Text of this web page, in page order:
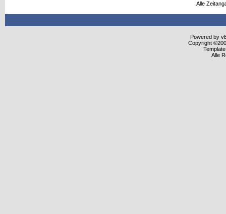
Alle
Powered by
Copyright
Alle